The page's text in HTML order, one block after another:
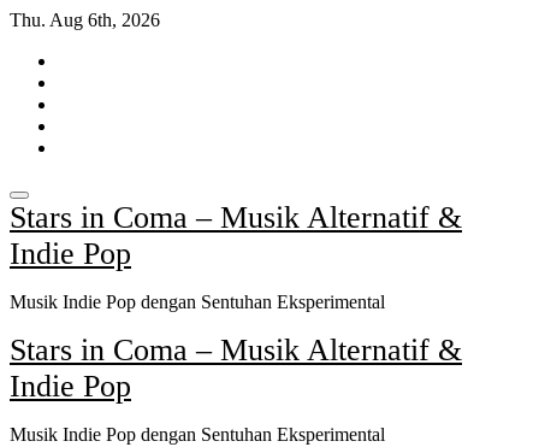
Skip
content
Thu. Aug 6th, 2026
Stars in Coma – Musik Alternatif &
Indie Pop
Musik Indie Pop dengan Sentuhan Eksperimental
Stars in Coma – Musik Alternatif &
Indie Pop
Musik Indie Pop dengan Sentuhan Eksperimental